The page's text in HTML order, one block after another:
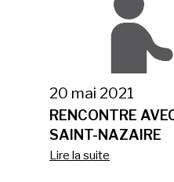
20 mai 2021
RENCONTRE
SAINT-NAZAIRE
Lire la suite